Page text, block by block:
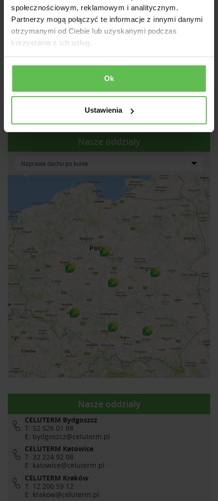
społecznościowym, reklamowym i analitycznym.
Partnerzy mogą połączyć te informacje z innymi danymi
otrzymanymi od Ciebie lub uzyskanymi podczas
korzystania z ich usług.
Ok
Ustawienia
Wyślij
* Wyrażam zgodę na przetwarzanie moich danych
Nasze oddziały
Nasze oddziały
CELUTERM Bydgoszcz
T: 52 526 01 88
E: bydgoszcz@celuterm.pl
CELUTERM Katowice
T: 32 224 92 08
E: katowice@celuterm.pl
CELUTERM Kraków
T: 12 200 59 12
E: krakow@celuterm.pl